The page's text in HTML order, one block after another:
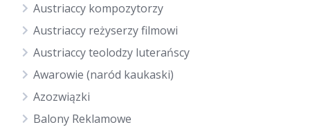
Austriaccy kompozytorzy
Austriaccy reżyserzy filmowi
Austriaccy teolodzy luterańscy
Awarowie (naród kaukaski)
Azozwiązki
Balony Reklamowe